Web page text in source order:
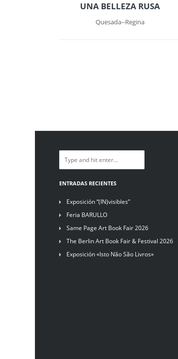
UNA BELLEZA RUSA
Quesada--Regina
ENTRADAS RECIENTES
Exposición “(IN)visibles”
Feria BARULLO
Same Page Art Book Fair 2026
The Berlin Art Book Fair & Festival 2026
Exposición «Isto Não São Livros»